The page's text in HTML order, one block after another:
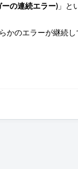
ーの連続エラー) 」と
かのエラーが継続